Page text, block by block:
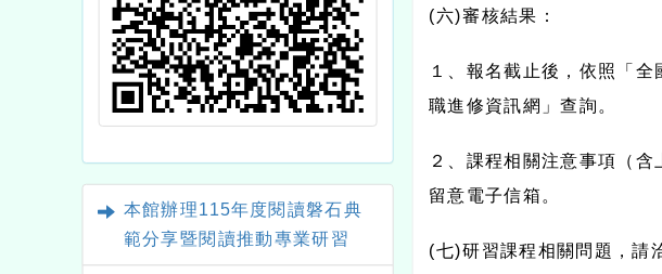
本館辦理115年度閱讀磐石典
範分享暨閱讀推動專業研習
(六)審核結果：
１、報名截止後，依照「
職進修資訊網」查詢。
２、課程相關注意事項（
留意電子信箱。
(七)研習課程相關問題，請